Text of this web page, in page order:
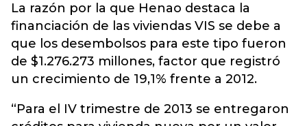
La razón por la que Henao destaca la
financiación de las viviendas VIS se debe a
que los desembolsos para este tipo fueron
de $1.276.273 millones, factor que registró
un crecimiento de 19,1% frente a 2012.
“Para el IV trimestre de 2013 se entregaron